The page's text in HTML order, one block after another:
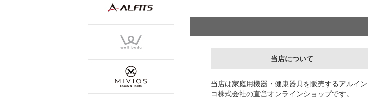
当店について
当店は家庭用機器・健康器具を販売するアルイン
コ株式会社の直営オンラインショップです。